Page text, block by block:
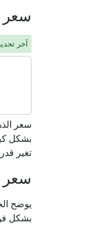
سعر
آخر تحديث: آخر
سعر
تغير قدرها 4.30% مقارنة بأسعار أمس الأربعاء
سعر
يوضح
بشكل